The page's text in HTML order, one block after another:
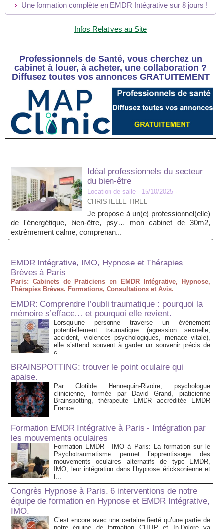
Une formation complète en EMDR Intégrative sur 8 jours !
Infos Relatives au Site
Professionnels de Santé, vous cherchez un
cabinet à louer, à acheter, une collaboration ?
Diffusez toutes vos annonces GRATUITEMENT
Idéal professionnels du secteur
du bien-être
Location de salle - 15/10/2025 -
CHRISTELLE TIREL
Je propose à un(e) professionnel(elle)
de l'énergétique, bien-être, psy… mon cabinet de 30m2,
extrêmement calme, comprenan...
EMDR Intégrative, IMO, Hypnose et Thérapies
Brèves à Paris
Paris: Cabinets de Praticiens en EMDR Intégrative, Hypnose,
Thérapies Brèves. Formations, Consultations et Avis.
EMDR: Comprendre l’oubli traumatique : pourquoi la
mémoire s’efface… et pourquoi elle revient.
Lorsqu’une personne traverse un événement
potentiellement traumatique (agression sexuelle,
accident, violences psychologiques, menace vitale),
elle s’attend souvent à garder un souvenir précis de
c...
BRAINSPOTTING: trouver le point oculaire qui
apaise.
Par Clotilde Hennequin-Rivoire, psychologue
clinicienne, formée par David Grand, praticienne
Brainspotting, thérapeute EMDR accréditée EMDR
France....
Formation EMDR Intégrative à Paris - Intégration par
les mouvements oculaires
Formation EMDR - IMO à Paris: La formation sur le
Psychotraumatisme permet l’apprentissage des
mouvements oculaires alternatifs de type EMDR,
IMO, leur intégration dans l’hypnose éricksonienne et
l...
Congrès Hypnose à Paris. 6 interventions de notre
équipe de formation en Hypnose et EMDR Intégrative,
IMO.
C’est encore avec une certaine fierté qu’une partie de
notre équipe de formation CHTIP et In-Dolore va